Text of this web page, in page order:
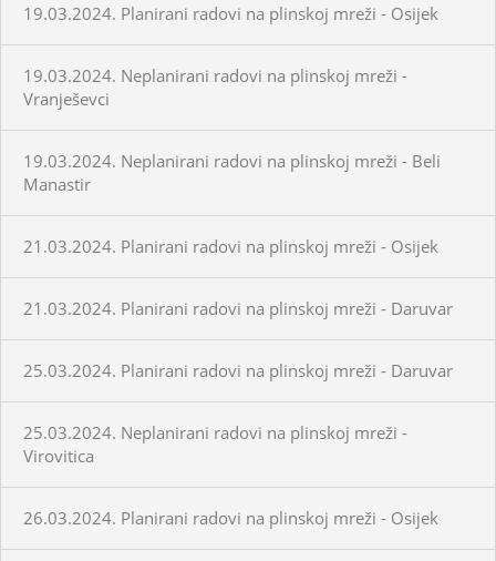
19.03.2024. Planirani radovi na plinskoj mreži - Osijek
19.03.2024. Neplanirani radovi na plinskoj mreži -
Vranješevci
19.03.2024. Neplanirani radovi na plinskoj mreži - Beli
Manastir
21.03.2024. Planirani radovi na plinskoj mreži - Osijek
21.03.2024. Planirani radovi na plinskoj mreži - Daruvar
25.03.2024. Planirani radovi na plinskoj mreži - Daruvar
25.03.2024. Neplanirani radovi na plinskoj mreži -
Virovitica
26.03.2024. Planirani radovi na plinskoj mreži - Osijek